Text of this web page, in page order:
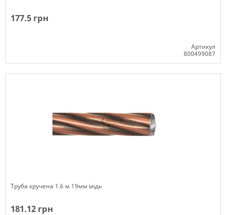
177.5 грн
Артикул
800499087
Труба кручена 1.6 м 19мм мідь
181.12 грн